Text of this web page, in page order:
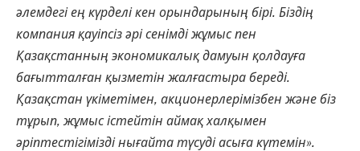
әлемдегі ең күрделі кен орындарының бірі. Біздің
компания қауіпсіз әрі сенімді жұмыс пен
Қазақстанның экономикалық дамуын қолдауға
бағытталған қызметін жалғастыра береді.
Қазақстан үкіметімен, акционерлерімізбен және біз
тұрып, жұмыс істейтін аймақ халқы­мен
әріптестігімізді нығайта түсуді асыға күтемін».